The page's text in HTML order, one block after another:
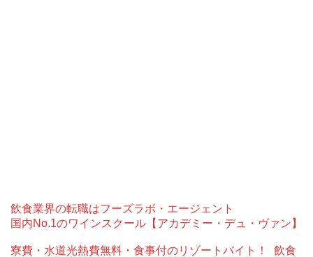
飲食業界の転職はフーズラボ・エージェント
国内No.1のワインスクール【アカデミー・デュ・ヴァン】
寮費・水道光熱費無料・食事付のリゾートバイト！
飲食